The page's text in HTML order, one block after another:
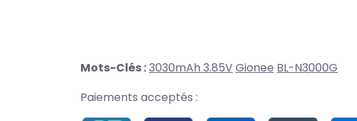
Mots-Clés :3030mAh 3.85VGionee BL-N3000G
Paiements acceptés :